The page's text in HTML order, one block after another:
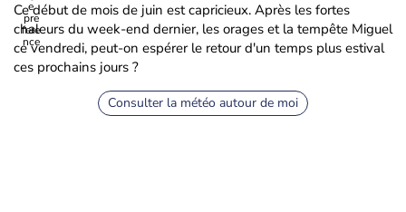
Ce début de mois de juin est capricieux. Après les fortes
chaleurs du week-end dernier, les orages et la tempête Miguel
ce vendredi, peut-on espérer le retour d'un temps plus estival
ces prochains jours ?
Consulter la météo autour de moi